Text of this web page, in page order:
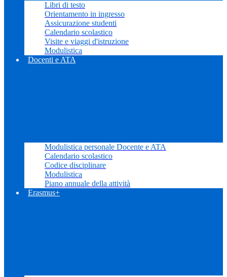
Libri di testo
Orientamento in ingresso
Assicurazione studenti
Calendario scolastico
Visite e viaggi d'istruzione
Modulistica
Docenti e ATA
Modulistica personale Docente e ATA
Calendario scolastico
Codice disciplinare
Modulistica
Piano annuale della attività
Erasmus+